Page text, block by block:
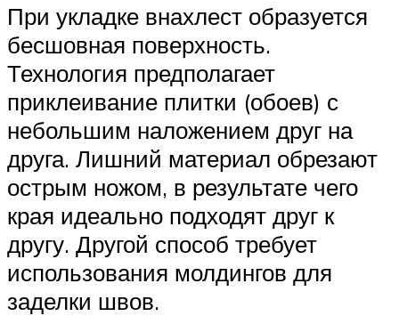
При укладке внахлест образуется
бесшовная поверхность.
Технология предполагает
приклеивание плитки (обоев) с
небольшим наложением друг на
друга. Лишний материал обрезают
острым ножом, в результате чего
края идеально подходят друг к
другу. Другой способ требует
использования молдингов для
заделки швов.